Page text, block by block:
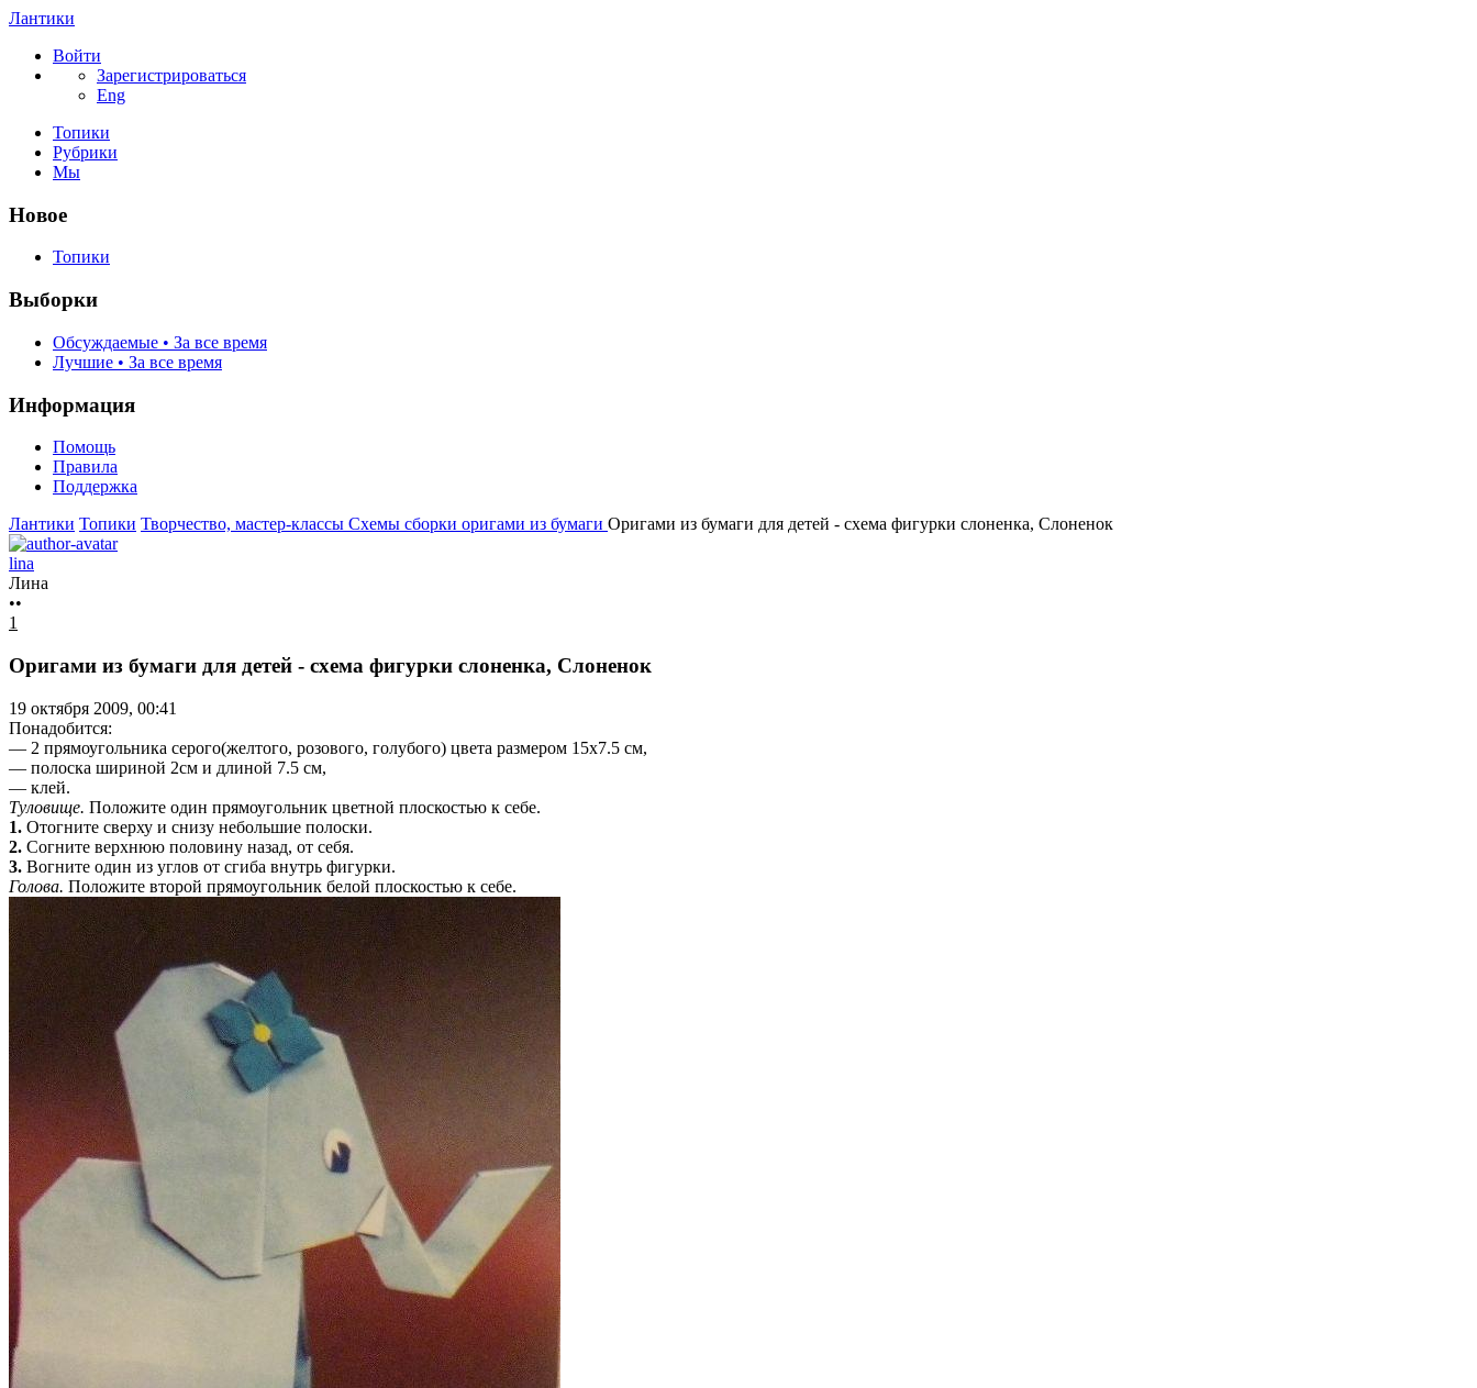
Лантики
Войти
Зарегистрироваться
Eng
Топики
Рубрики
Мы
Новое
Топики
Выборки
Обсуждаемые • За все время
Лучшие • За все время
Информация
Помощь
Правила
Поддержка
Лантики Топики Творчество, мастер-классы Схемы сборки оригами из бумаги Оригами из бумаги для детей - схема фигурки слоненка, Слоненок
lina
Лина
••
1
Оригами из бумаги для детей - схема фигурки слоненка, Слоненок
19 октября 2009, 00:41
Понадобится:
— 2 прямоугольника серого(желтого, розового, голубого) цвета размером 15х7.5 см,
— полоска шириной 2см и длиной 7.5 см,
— клей.
Туловище. Положите один прямоугольник цветной плоскостью к себе.
1. Отогните сверху и снизу небольшие полоски.
2. Согните верхнюю половину назад, от себя.
3. Вогните один из углов от сгиба внутрь фигурки.
Голова. Положите второй прямоугольник белой плоскостью к себе.